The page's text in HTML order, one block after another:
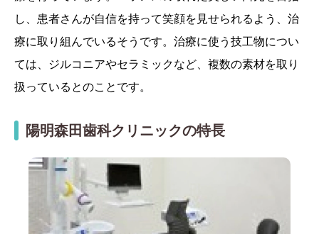
し、患者さんが自信を持って笑顔を見せられるよう、治
療に取り組んでいるそうです。治療に使う技工物につい
ては、ジルコニアやセラミックなど、複数の素材を取り
扱っているとのことです。
陽明森田歯科クリニックの特長